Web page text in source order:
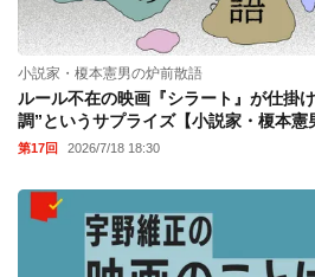
小説家・榎本憲男の炉前散語
ルール不在の映画『シラート』が仕掛
調”というサプライズ【小説家・榎本憲
第17回 2026/7/18 18:30